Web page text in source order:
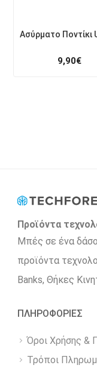
9,90€
Προϊόντα
Μπές σε ένα
προϊόντα
Βanks, Θήκες
ΠΛΗΡΟΦΟΡΙΕΣ
Όροι Χρήσης &
Τρόποι